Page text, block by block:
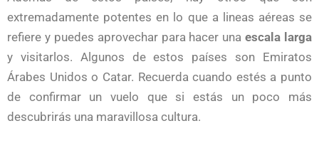
extremadamente potentes en lo que a lineas aéreas se
refiere y puedes aprovechar para hacer unaescala larga
y visitarlos. Algunos de estos países son Emiratos
Árabes Unidos o Catar. Recuerda cuando estés a punto
de confirmar un vuelo que si estás un poco más
descubrirás una maravillosa cultura.